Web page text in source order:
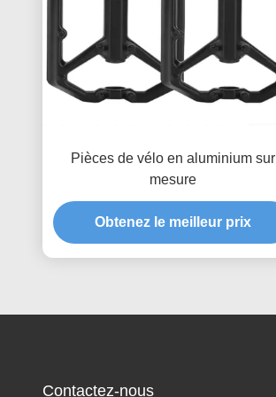
Pièces de vélo en aluminium sur
mesure
Obtenez le meilleur prix
Contactez-nous